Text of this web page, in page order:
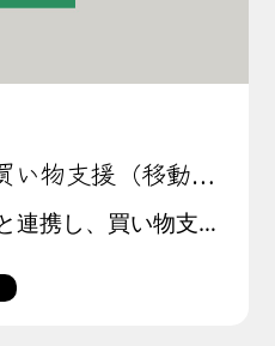
益子町高齢者等の買い物支援（移動販売）実証事業について
益子町では、事業者と連携し、買い物支援が継続的に行われることにより、「買い物弱者」をはじめ、地域住民の利便性の向上と、生活の質の向上を目的として、移動販売に関する実証事業を実施します。 実証事業の趣旨を理解し、移動販売を […]